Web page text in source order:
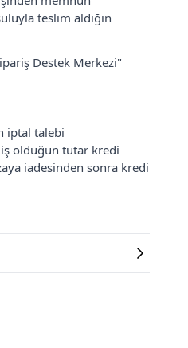
teslim aldığın
Destek Merkezi"
iptal talebi
olduğun tutar kredi
iadesinden sonra kredi